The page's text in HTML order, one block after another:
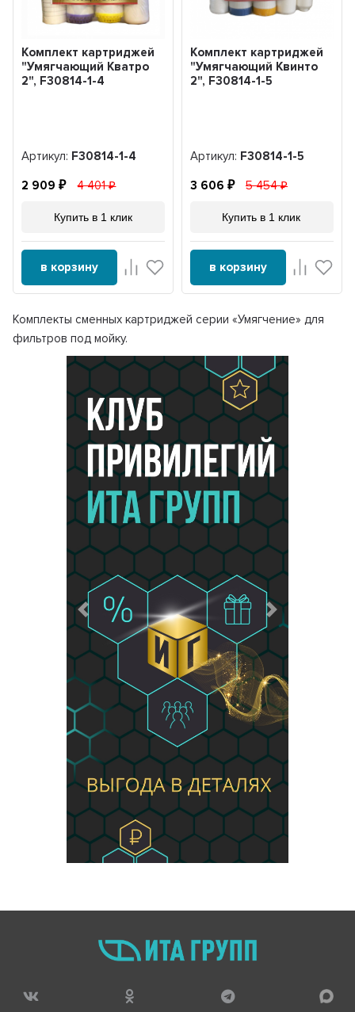
Предыдущий Следующий
Комплект картриджей
"Умягчающий Кватро
2", F30814-1-4
Артикул: F30814-1-4
2 909 4 401
Купить в 1 клик
в корзину
Комплект картриджей
"Умягчающий Квинто
2", F30814-1-5
Артикул: F30814-1-5
3 606 5 454
Купить в 1 клик
в корзину
Комплекты сменных картриджей серии «Умягчение» для
фильтров под мойку.